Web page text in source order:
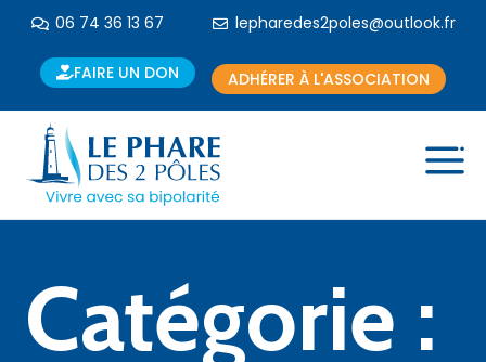
06 74 36 13 67 lepharedes2poles@outlook.fr
FAIRE UN DON ADHÉRER À L'ASSOCIATION
Catégorie :